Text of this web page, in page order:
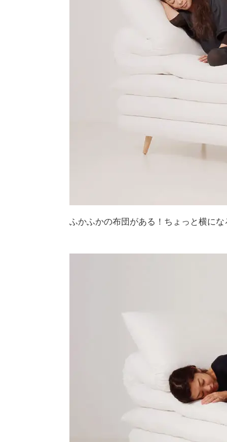
ふかふかの布団がある！ちょっと横にな